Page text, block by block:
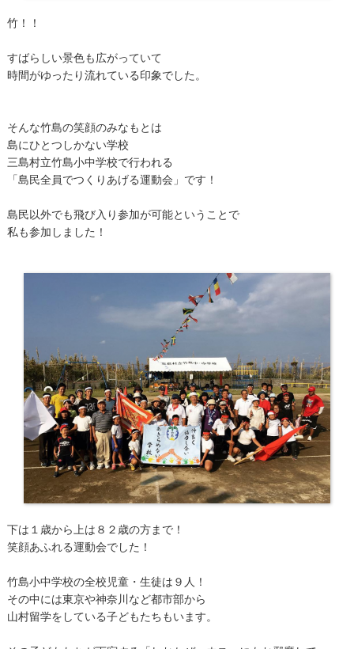
竹！！
すばらしい景色も広がっていて
時間がゆったり流れている印象でした。
そんな竹島の笑顔のみなもとは
島にひとつしかない学校
三島村立竹島小中学校で行われる
「島民全員でつくりあげる運動会」です！
島民以外でも飛び入り参加が可能ということで
私も参加しました！
下は１歳から上は８２歳の方まで！
笑顔あふれる運動会でした！
竹島小中学校の全校児童・生徒は９人！
その中には東京や神奈川など都市部から
山村留学をしている子どもたちもいます。